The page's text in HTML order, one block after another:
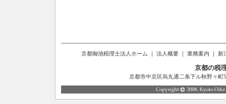
京都御池税理士法人ホーム ｜ 法人概要 ｜ 業務案内 ｜ 新
京都の税
京都市中京区烏丸通二条下ル秋野々